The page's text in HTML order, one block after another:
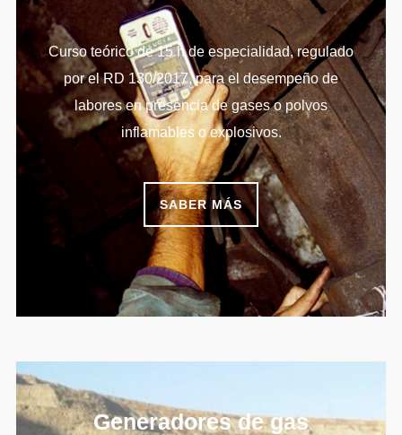
Curso teórico de 15 h de especialidad, regulado
por el RD 130/2017, para el desempeño de
labores en presencia de gases o polvos
inflamables o explosivos.
SABER MÁS
Generadores de gas